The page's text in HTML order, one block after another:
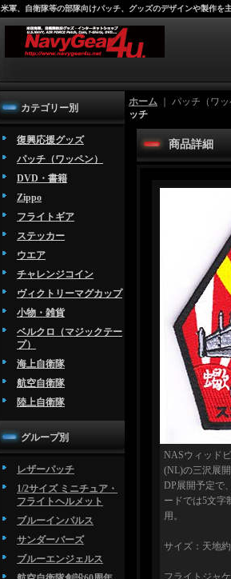
米軍、自衛隊等の部隊向けパッチ、グッズのデザインや製作を
カテゴリー別
復興応援グッズ
パッチ（ワッペン）
DVD・書籍
Zippo
フライトギア
ステッカー
ウエア
チャレンジコイン
ヴィクトリーマグカップ
小物・雑貨
ベルクロ（マジックテー
プ）
海上自衛隊
航空自衛隊
陸上自衛隊
グループ別
レザーパッチ
1/2サイズ ミニチュア・
フライトヘルメット
ブルーインパルス
サンダーバーズ
ブルーエンジェルス
ホーム ｜ パッチ（ワ
ッチ
商品詳細
NASウィッド
(NL)の三沢展
DP展開予定で
ードでは5文字
用。
サイズ：天地約
フライトジャ